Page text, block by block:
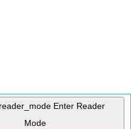
Enter Reader
Mode